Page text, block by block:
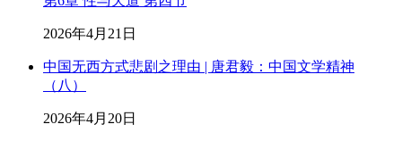
2026年4月21日
中国无西方式悲剧之理由 | 唐君毅：中国文学精神
（八）
2026年4月20日